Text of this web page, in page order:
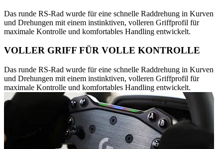
Das runde RS-Rad wurde für eine schnelle Raddrehung in Kurven
und Drehungen mit einem instinktiven, volleren Griffprofil für
maximale Kontrolle und komfortables Handling entwickelt.
VOLLER GRIFF FÜR VOLLE KONTROLLE
Das runde RS-Rad wurde für eine schnelle Raddrehung in Kurven
und Drehungen mit einem instinktiven, volleren Griffprofil für
maximale Kontrolle und komfortables Handling entwickelt.